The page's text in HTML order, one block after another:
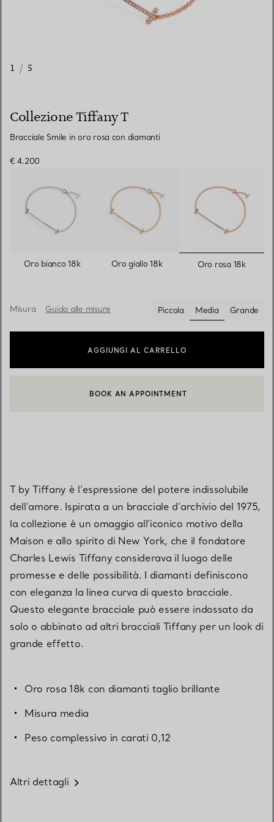
1 / 5
Collezione Tiffany T
Bracciale Smile in oro rosa con diamanti
€ 4.200
Oro bianco 18k Oro giallo 18k Oro rosa 18k
Misura Guida alle misure Piccola
Media
selezionato/i
Grande
AGGIUNGI AL CARRELLO
CONTATTA UN CONSULENTE CLIENTI O PRENOTA UN
BOOK AN APPOINTMENT
T by Tiffany è l’espressione del potere indissolubile
dell’amore. Ispirata a un bracciale d’archivio del 1975,
la collezione è un omaggio all’iconico motivo della
Maison e allo spirito di New York, che il fondatore
Charles Lewis Tiffany considerava il luogo delle
promesse e delle possibilità. I diamanti definiscono
con eleganza la linea curva di questo bracciale.
Questo elegante bracciale può essere indossato da
solo o abbinato ad altri bracciali Tiffany per un look di
grande effetto.
Oro rosa 18k con diamanti taglio brillante
Misura media
Peso complessivo in carati 0,12
Altri dettagli